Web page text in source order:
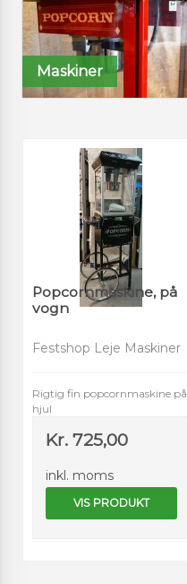
Maskiner
Popcornmaskine, på
vogn
Festshop Leje Maskiner
Rigtig fin popcornmaskine på
hjul
Kr. 725,00
inkl. moms
VIS PRODUKT